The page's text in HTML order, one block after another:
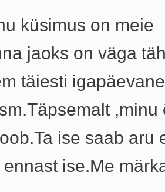
küsimus on meie
jaoks on väga
täiesti
,minu
ise saab aru
ennast ise.Me